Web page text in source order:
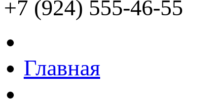
+7 (924) 555-46-55
Главная